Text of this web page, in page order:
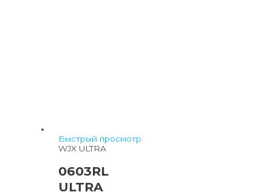
Быстрый просмотр
WJX ULTRA
0603RL
ULTRA